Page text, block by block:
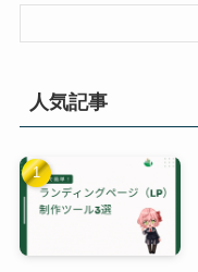
人気記事